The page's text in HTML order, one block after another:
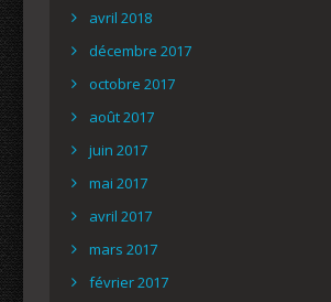
avril 2018
décembre 2017
octobre 2017
août 2017
juin 2017
mai 2017
avril 2017
mars 2017
février 2017